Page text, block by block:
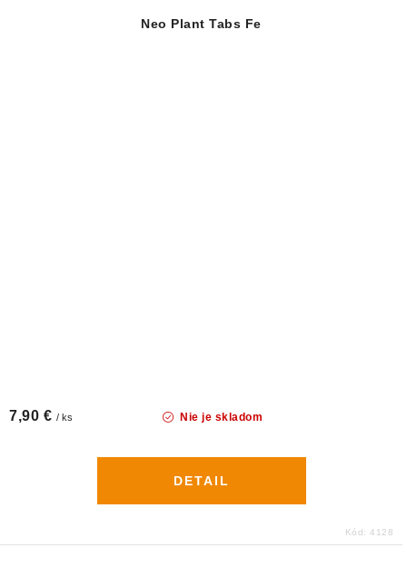
Neo Plant Tabs Fe
Nie je skladom
7,90 € / ks
DETAIL
Kód: 4128